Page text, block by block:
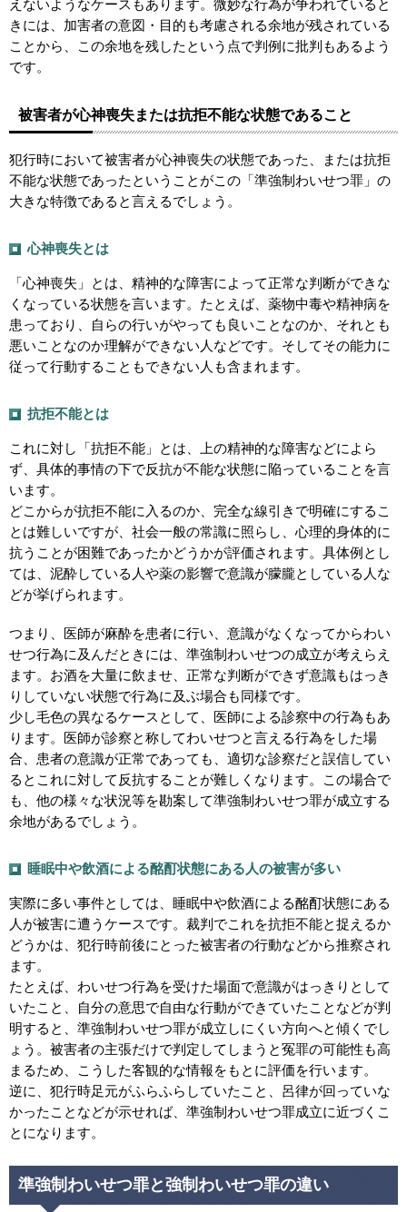
えないようなケースもあります。微妙な行為が争われていると
きには、加害者の意図・目的も考慮される余地が残されている
ことから、この余地を残したという点で判例に批判もあるよう
です。
被害者が心神喪失または抗拒不能な状態であること
犯行時において被害者が心神喪失の状態であった、または抗拒
不能な状態であったということがこの「準強制わいせつ罪」の
大きな特徴であると言えるでしょう。
心神喪失とは
「心神喪失」とは、精神的な障害によって正常な判断ができな
くなっている状態を言います。たとえば、薬物中毒や精神病を
患っており、自らの行いがやっても良いことなのか、それとも
悪いことなのか理解ができない人などです。そしてその能力に
従って行動することもできない人も含まれます。
抗拒不能とは
これに対し「抗拒不能」とは、上の精神的な障害などによら
ず、具体的事情の下で反抗が不能な状態に陥っていることを言
います。
どこからが抗拒不能に入るのか、完全な線引きで明確にするこ
とは難しいですが、社会一般の常識に照らし、心理的身体的に
抗うことが困難であったかどうかが評価されます。具体例とし
ては、泥酔している人や薬の影響で意識が朦朧としている人な
どが挙げられます。
つまり、医師が麻酔を患者に行い、意識がなくなってからわい
せつ行為に及んだときには、準強制わいせつの成立が考えらえ
ます。お酒を大量に飲ませ、正常な判断ができず意識もはっき
りしていない状態で行為に及ぶ場合も同様です。
少し毛色の異なるケースとして、医師による診察中の行為もあ
ります。医師が診察と称してわいせつと言える行為をした場
合、患者の意識が正常であっても、適切な診察だと誤信してい
るとこれに対して反抗することが難しくなります。この場合で
も、他の様々な状況等を勘案して準強制わいせつ罪が成立する
余地があるでしょう。
睡眠中や飲酒による酩酊状態にある人の被害が多い
実際に多い事件としては、睡眠中や飲酒による酩酊状態にある
人が被害に遭うケースです。裁判でこれを抗拒不能と捉えるか
どうかは、犯行時前後にとった被害者の行動などから推察され
ます。
たとえば、わいせつ行為を受けた場面で意識がはっきりとして
いたこと、自分の意思で自由な行動ができていたことなどが判
明すると、準強制わいせつ罪が成立しにくい方向へと傾くでし
ょう。被害者の主張だけで判定してしまうと冤罪の可能性も高
まるため、こうした客観的な情報をもとに評価を行います。
逆に、犯行時足元がふらふらしていたこと、呂律が回っていな
かったことなどが示せれば、準強制わいせつ罪成立に近づくこ
とになります。
準強制わいせつ罪と強制わいせつ罪の違い